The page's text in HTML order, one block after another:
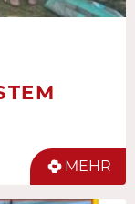
MEHR